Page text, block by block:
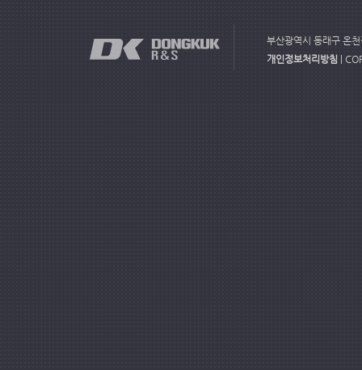
부산광역시 동래구 온
개인정보처리방침 |